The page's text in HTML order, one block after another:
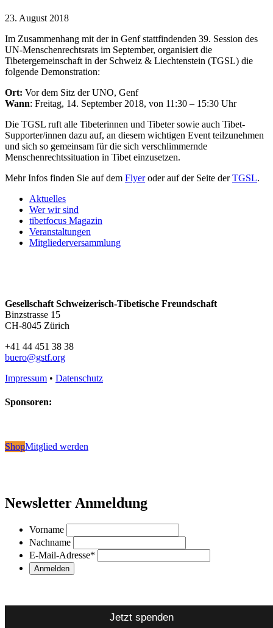
23. August 2018
Im Zusammenhang mit der in Genf stattfindenden 39. Session des
UN-Menschenrechtsrats im September, organisiert die
Tibetergemeinschaft in der Schweiz & Liechtenstein (TGSL) die
folgende Demonstration:
Ort: Vor dem Sitz der UNO, Genf
Wann: Freitag, 14. September 2018, von 11:30 – 15:30 Uhr
Die TGSL ruft alle Tibeterinnen und Tibeter sowie auch Tibet-
Supporter/innen dazu auf, an diesem wichtigen Event teilzunehmen
und sich so gemeinsam für die sich verschlimmernde
Menschenrechtssituation in Tibet einzusetzen.
Mehr Infos finden Sie auf dem Flyeroder auf der Seite derTGSL.
Aktuelles
Wer wir sind
tibetfocus Magazin
Veranstaltungen
Mitgliederversammlung
Gesellschaft Schweizerisch-Tibetische Freundschaft
Binzstrasse 15
CH-8045 Zürich
+41 44 451 38 38
buero@gstf.org
Impressum • Datenschutz
Sponsoren:
ShopMitglied werden
Newsletter Anmeldung
Vorname
Nachname
E-Mail-Adresse*
Jetzt spenden